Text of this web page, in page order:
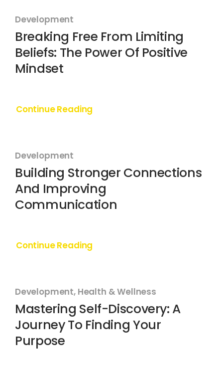
Development
Breaking Free From Limiting
Beliefs: The Power Of Positive
Mindset
Continue Reading
Development
Building Stronger Connections
And Improving
Communication
Continue Reading
Development, Health & Wellness
Mastering Self-Discovery: A
Journey To Finding Your
Purpose